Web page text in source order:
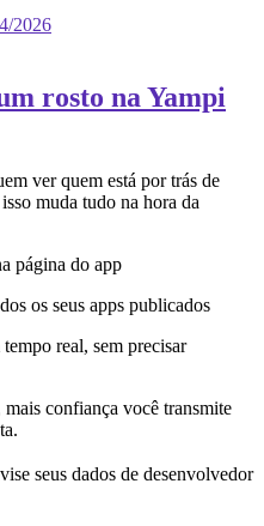
2026
rosto na Yampi
ver quem está por trás de
muda tudo na hora da
página do app
os seus apps publicados
real, sem precisar
confiança você transmite
seus dados de desenvolvedor